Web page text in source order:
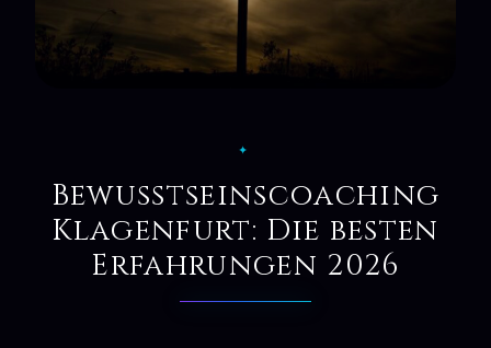
✦
Bewusstseinscoaching
Klagenfurt: Die besten
Erfahrungen 2026